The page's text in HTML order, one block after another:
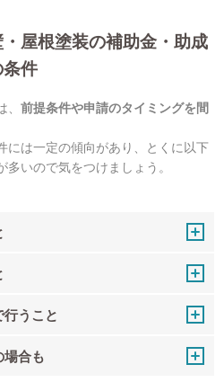
屋根塗装の補助金・助成
件
、前提条件や申請のタイミングを間
には一定の傾向があり、とくに以下
いので気をつけましょう。
うこと
合も